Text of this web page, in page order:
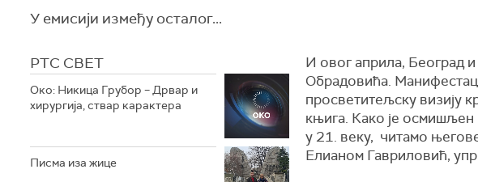
У емисији између осталог...
РТС СВЕТ
Око: Никица Грубор – Дрвар и
хирургија, ствар карактера
Писма иза жице
И овог априла, Београд
Обрадовића.
просветитељску визију
књига. Како је осмишљен
у 21. веку, читамо
Елианом Гавриловић,